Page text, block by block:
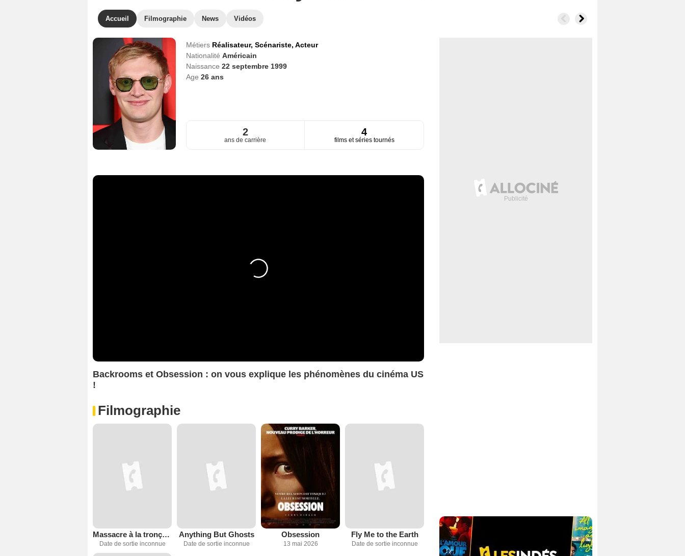
Accueil Filmographie News Vidéos
Métiers Réalisateur, Scénariste, Acteur
Nationalité Américain
Naissance 22 septembre 1999
Age 26ans
2
ans de carrière
4
films et séries tournés
Backrooms et Obsession : on vous explique les phénomènes du cinéma US
!
Filmographie
Massacre à la tronçonneuse
Date de sortie inconnue
Anything But Ghosts
Date de sortie inconnue
Obsession
13 mai 2026
Fly Me to the Earth
Date de sortie inconnue